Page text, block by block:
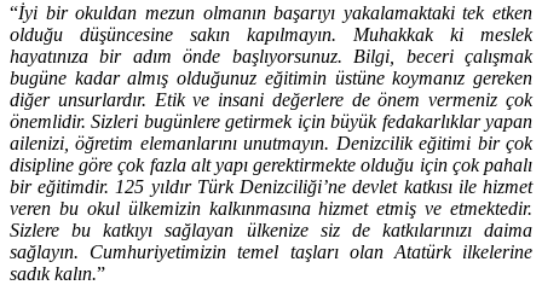
“İyi bir okuldan mezun olmanın başarıyı yakalamaktaki tek etken
olduğu düşüncesine sakın kapılmayın. Muhakkak ki meslek
hayatınıza bir adım önde başlıyorsunuz. Bilgi, beceri çalışmak
bugüne kadar almış olduğunuz eğitimin üstüne koymanız gereken
diğer unsurlardır. Etik ve insani değerlere de önem vermeniz çok
önemlidir. Sizleri bugünlere getirmek için büyük fedakarlıklar yapan
ailenizi, öğretim elemanlarını unutmayın. Denizcilik eğitimi bir çok
disipline göre çok fazla alt yapı gerektirmekte olduğu için çok pahalı
bir eğitimdir. 125 yıldır Türk Denizciliği’ne devlet katkısı ile hizmet
veren bu okul ülkemizin kalkınmasına hizmet etmiş ve etmektedir.
Sizlere bu katkıyı sağlayan ülkenize siz de katkılarınızı daima
sağlayın. Cumhuriyetimizin temel taşları olan Atatürk ilkelerine
sadık kalın.”